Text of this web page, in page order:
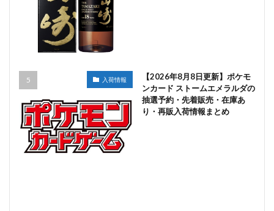
入荷情報
【2026年8月8日更新】ポケモ
ンカード ストームエメラルダの
抽選予約・先着販売・在庫あ
り・再販入荷情報まとめ